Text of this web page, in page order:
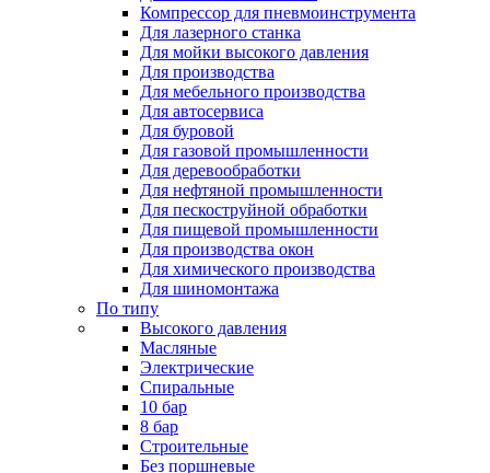
Компрессор для пневмоинструмента
Для лазерного станка
Для мойки высокого давления
Для производства
Для мебельного производства
Для автосервиса
Для буровой
Для газовой промышленности
Для деревообработки
Для нефтяной промышленности
Для пескоструйной обработки
Для пищевой промышленности
Для производства окон
Для химического производства
Для шиномонтажа
По типу
Высокого давления
Масляные
Электрические
Спиральные
10 бар
8 бар
Cтроительные
Без поршневые